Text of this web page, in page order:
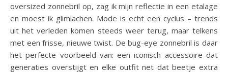
oversized zonnebril op, zag ik mijn reflectie in een etalage
en moest ik glimlachen. Mode is echt een cyclus – trends
uit het verleden komen steeds weer terug, maar telkens
met een frisse, nieuwe twist. De bug-eye zonnebril is daar
het perfecte voorbeeld van: een iconisch accessoire dat
generaties overstijgt en elke outfit net dat beetje extra